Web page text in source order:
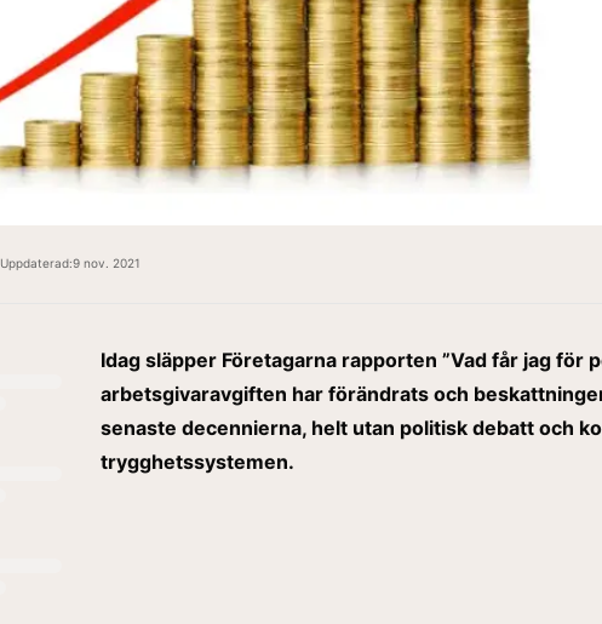
Uppdaterad:9 nov. 2021
Idag släpper Företagarna rapporten ”Vad får jag för
arbetsgivaravgiften har förändrats och
senaste decennierna, helt utan politisk debatt och
trygghetssystemen.